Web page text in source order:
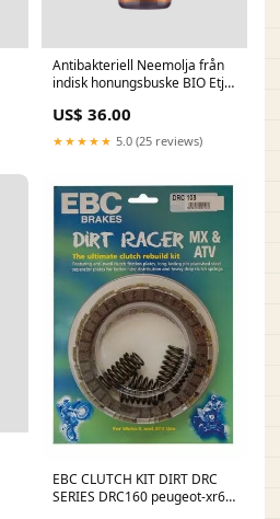
Antibakteriell Neemolja från
indisk honungsbuske BIO Etja
pielegnacja_twarzy-
maseczki_do_twarzy-
maseczki_nawilzajace
US$ 36.00
★★★★★ 5.0 (25 reviews)
EBC CLUTCH KIT DIRT DRC
SERIES DRC160 peugeot-xr6-